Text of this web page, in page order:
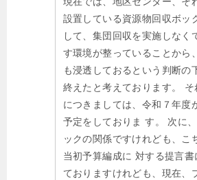
設置している資源物回収ボッ
して、集団回収を実施しなく
す環境が整っていることから
も浸透しておるという判断の
終えたと考えております。
につきましては、令和７年度
予定をしておりま す。 次に
ックの関係ですけれども、こ
当初予算編成に 対する提言
ておりますけれども、現在、